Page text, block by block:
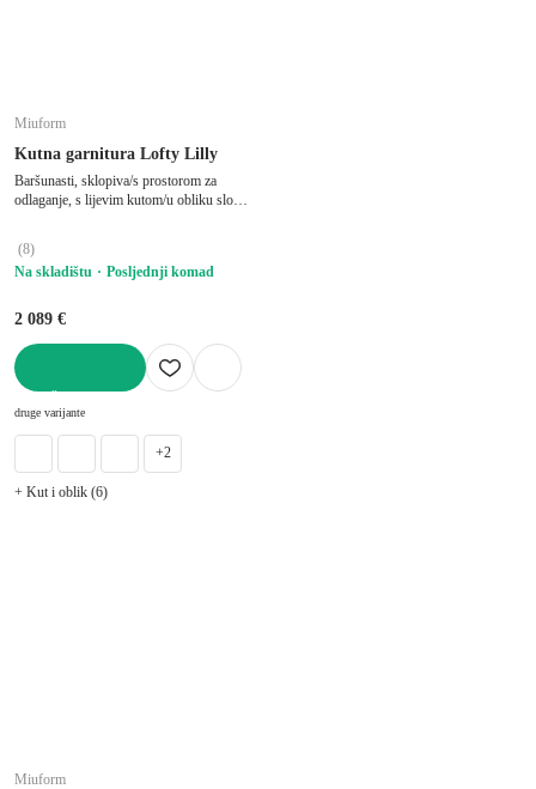
Miuform
Kutna garnitura Lofty Lilly
Baršunasti, sklopiva/s prostorom za
odlaganje, s lijevim kutom/u obliku slova
(8)
Na skladištu
Posljednji komad
2 089 €
druge varijante
+2
+ Kut i oblik (6)
Miuform